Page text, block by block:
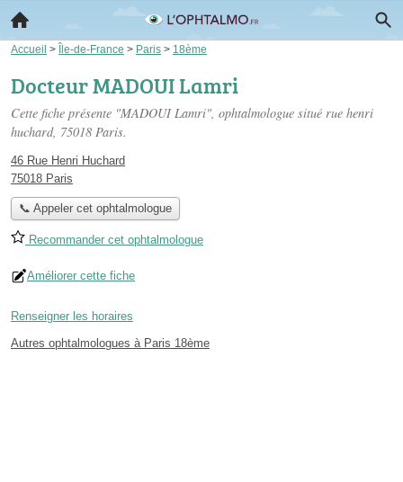
Accueil > Île-de-France > Paris > 18ème
Docteur MADOUI Lamri
Cette fiche présente "MADOUI Lamri", ophtalmologue situé rue henri
huchard, 75018 Paris.
46 Rue Henri Huchard
75018 Paris
📞 Appeler cet ophtalmologue
Recommander cet ophtalmologue
Améliorer cette fiche
Renseigner les horaires
Autres ophtalmologues à Paris 18ème